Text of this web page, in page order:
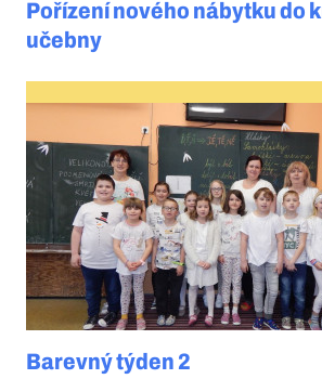
Pořízení nového nábytku do
učebny
Barevný týden 2